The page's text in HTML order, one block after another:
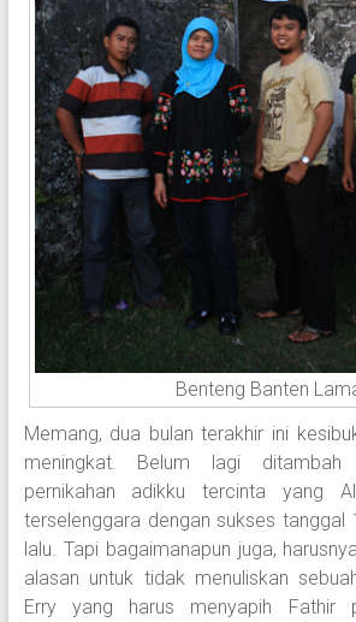
Benteng Banten
Memang, dua bulan terakhir ini
meningkat. Belum lagi ditambah
pernikahan adikku tercinta yang
terselenggara dengan sukses tanggal
lalu. Tapi bagaimanapun juga,
alasan untuk tidak menuliskan
Erry yang harus menyapih Fathir